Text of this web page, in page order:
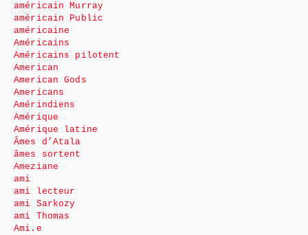
américain Murray
américain Public
américaine
Américains
Américains pilotent
American
American Gods
Americans
Amérindiens
Amérique
Amérique latine
Âmes d’Atala
âmes sortent
Ameziane
ami
ami lecteur
ami Sarkozy
ami Thomas
Ami.e